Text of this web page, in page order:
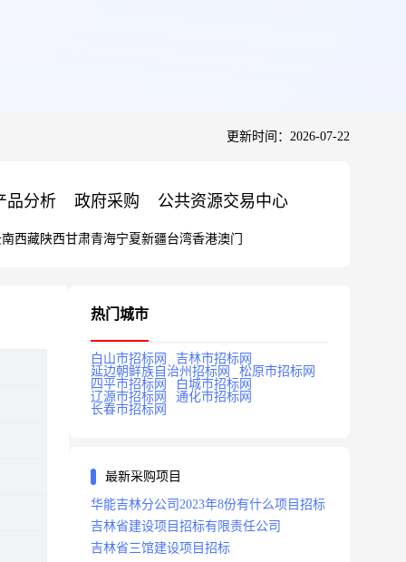
更新时间：2026-07-22
品分析 政府采购 公共资源交易中心
西藏陕西甘肃青海宁夏新疆台湾香港澳门
热门城市
白山市招标网
吉林市招标网
延边朝鲜族自治州招标网
松原市招标网
四平市招标网
白城市招标网
辽源市招标网
通化市招标网
长春市招标网
最新采购项目
华能吉林分公司2023年8份有什么项目招标
吉林省建设项目招标有限责任公司
吉林省三馆建设项目招标